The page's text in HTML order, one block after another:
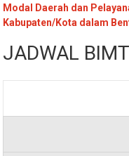
Bagi Instansi Pemerintah
Diklat Bidang Penanaman
Kabupaten/Kota dalam
JADWAL